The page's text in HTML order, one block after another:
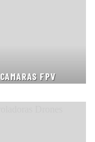
CAMARAS FPV